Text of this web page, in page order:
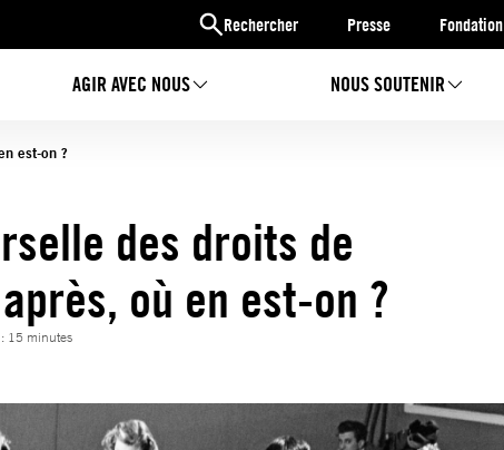
Rechercher Presse Fondation
AGIR AVEC NOUS NOUS SOUTENIR
est-on ?
des droits de
où en est-on ?
15 minutes